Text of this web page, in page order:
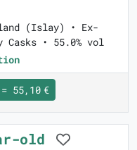
(Islay) • Ex-
Casks • 55.0% vol
55,10 €
old